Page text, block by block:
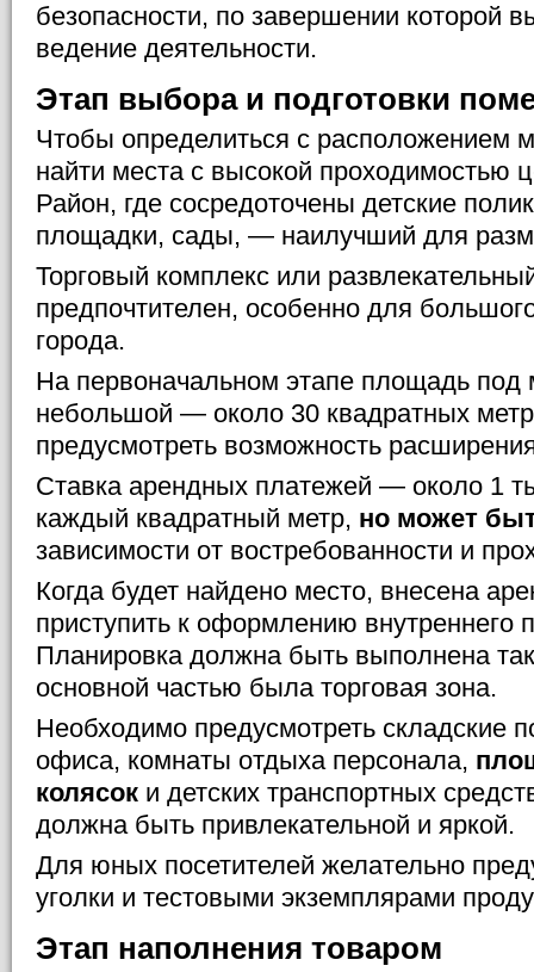
безопасности, по завершении которой
ведение деятельности.
Этап выбора и подготовки
Чтобы определиться с расположением
найти места с высокой проходимостью
Район, где сосредоточены детские
площадки, сады, — наилучший для
Торговый комплекс или
предпочтителен, особенно для
города.
На первоначальном этапе площадь под
небольшой — около 30 квадратных
предусмотреть возможность
Ставка арендных платежей — около 1
каждый квадратный метр, но может
зависимости от востребованности и
Когда будет найдено место, внесена
приступить к оформлению внутреннего
Планировка должна быть выполнена
основной частью была торговая зона.
Необходимо предусмотреть складские
офиса, комнаты отдыха персонала,
колясок и детских транспортных
должна быть привлекательной и яркой.
Для юных посетителей желательно
уголки и тестовыми экземплярами
Этап наполнения товаром